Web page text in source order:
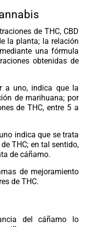
de THC, CBD
la planta; la relación
una fórmula
obtenidas de
a uno, indica que la
de marihuana; por
de THC, entre 5 a
indica que se trata
THC; en tal sentido,
de cáñamo.
de mejoramiento
de THC.
delcáñamo lo